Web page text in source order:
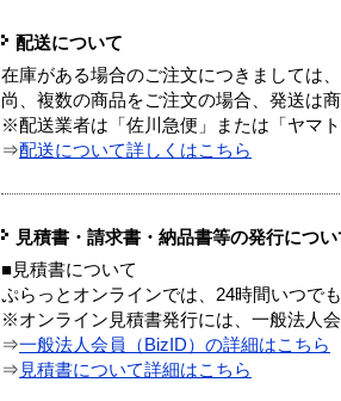
配送について
在庫がある場合のご注文につきましては
尚、複数の商品をご注文の場合、発送は
※配送業者は「佐川急便」または「ヤマ
⇒配送について詳しくはこちら
見積書・請求書・納品書等の発行につい
■見積書について
ぷらっとオンラインでは、24時間いつで
※オンライン見積書発行には、一般法人
⇒一般法人会員（BizID）の詳細はこちら
⇒ 見積書について詳細はこちら